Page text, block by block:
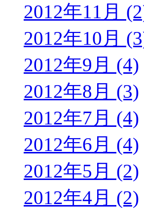
2012年11月
2012年10月
2012年9月 (4)
2012年8月 (3)
2012年7月 (4)
2012年6月 (4)
2012年5月 (2)
2012年4月 (2)